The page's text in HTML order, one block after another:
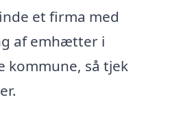
et firma med
af emhætter i
kommune, så tjek